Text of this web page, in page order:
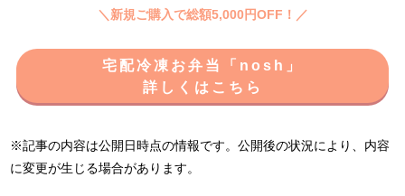
＼新規ご購入で総額5,000円OFF！／
宅配冷凍お弁当「nosh」
詳しくはこちら
※記事の内容は公開日時点の情報です。公開後の状況により、内容
に変更が生じる場合があります。